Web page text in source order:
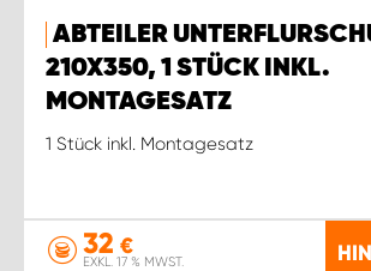
ABTEILER
210X350, 1 STÜCK INKL.
MONTAGESATZ
1 Stück inkl. Montagesatz
32 €
EXKL. 17 % MWST.